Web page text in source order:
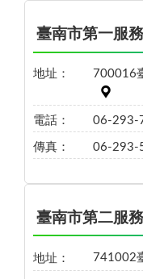
臺南市第一服
地址： 700016
電話： 06-293-
傳真： 06-293-
臺南市第二服
地址： 741002